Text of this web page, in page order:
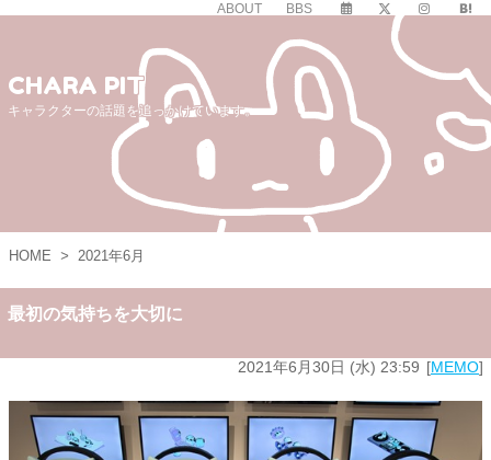
ABOUT BBS
CHARA PIT
キャラクターの話題を追っかけています。
HOME > 2021年6月
最初の気持ちを大切に
2021年6月30日 (水) 23:59 MEMO